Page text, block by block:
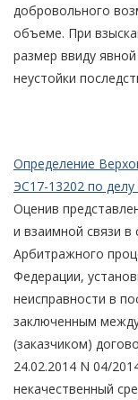
добровольного
объеме. При
размер ввиду
неустойки
Определение
ЭС17-13202 по
Оценив
и взаимной связи в
Арбитражного
Федерации,
неисправности в
заключенным
(заказчиком)
24.02.2014 N 04/
некачественный